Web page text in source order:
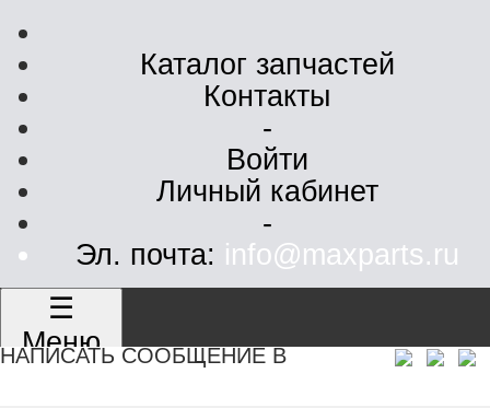
Каталог запчастей
Контакты
-
Войти
Личный кабинет
-
Эл. почта: info@maxparts.ru
☰
Меню
НАПИСАТЬ СООБЩЕНИЕ В